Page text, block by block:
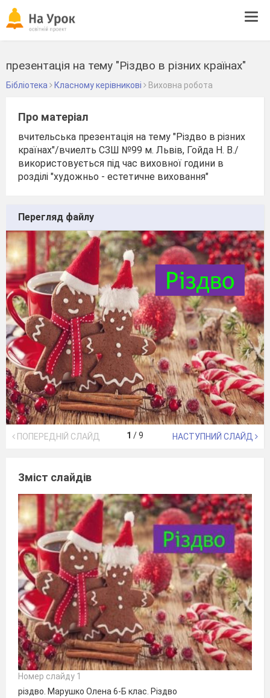
презентація на тему "Різдво в різних країнах"
Бібліотека Класному керівникові Виховна робота
Про матеріал
вчительська презентація на тему "Різдво в різних
країнах"/вчиелть СЗШ №99 м. Львів, Гойда Н. В./
використовується під час виховної години в
розділі "художньо - естетичне виховання"
Перегляд файлу
ПОПЕРЕДНІЙ СЛАЙД 1 /9 НАСТУПНИЙ СЛАЙД
Зміст слайдів
Номер слайду 1
різдво. Марушко Олена 6-Б клас. Різдво